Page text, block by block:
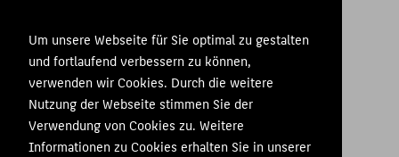
Um unsere Webseite für Sie optimal zu gestalten
und fortlaufend verbessern zu können,
verwenden wir Cookies. Durch die weitere
Nutzung der Webseite stimmen Sie der
Verwendung von Cookies zu. Weitere
Informationen zu Cookies erhalten Sie in unserer